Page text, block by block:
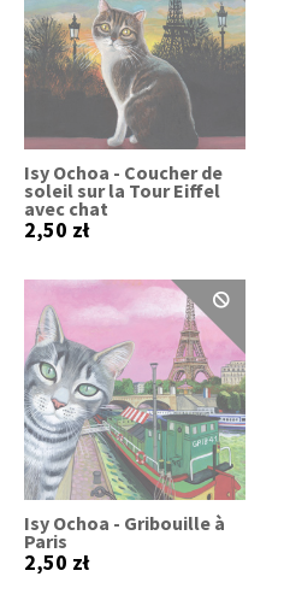
Isy Ochoa - Coucher de
soleil sur la Tour Eiffel
avec chat
2,50 zł
Isy Ochoa - Gribouille à
Paris
2,50 zł